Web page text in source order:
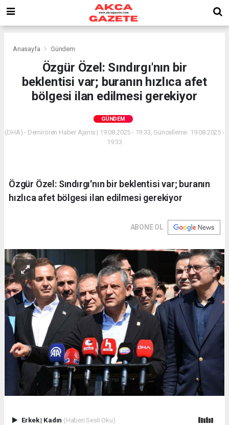
Anasayfa Gündem
Özgür Özel: Sındırgı'nın bir
beklentisi var; buranın hızlıca afet
bölgesi ilan edilmesi gerekiyor
GÜNDEM
(DHA) - Demirören Haber Ajansı | 19.08.2025 - 19:33, Güncelleme: 19.08.2025 -
19:33
Özgür Özel: Sındırgı'nın bir beklentisi var; buranın
hızlıca afet bölgesi ilan edilmesi gerekiyor
ABONE OL
Erkek| Kadın (Haberi Sesli Oku)